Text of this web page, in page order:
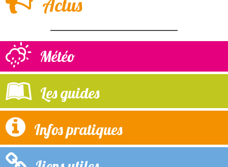
Actus
Météo
Les guides
Infos pratiques